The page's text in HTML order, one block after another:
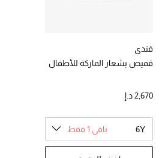
جميع إصدارتنا النسائية
الملابس الرياضية النسائية
فندي
قميص بشعار الماركة للأطفال
2,670 د.إ
6Y باقي 1 فقط